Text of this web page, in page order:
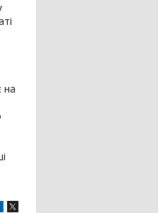
на